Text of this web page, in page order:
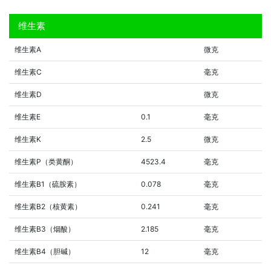
维生素
维生素A 微克
维生素C 毫克
维生素D 微克
维生素E 0.1 毫克
维生素K 2.5 微克
维生素P（类黄酮） 4523.4 毫克
维生素B1（硫胺素） 0.078 毫克
维生素B2（核黄素） 0.241 毫克
维生素B3（烟酸） 2.185 毫克
维生素B4（胆碱） 12 毫克